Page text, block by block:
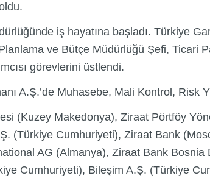
iş hayatına başladı. Türkiye
ve Bütçe Müdürlüğü Şefi, Ticari
görevlerini üstlendi.
A.Ş.’de Muhasebe, Mali Kontrol, Risk
(Kuzey Makedonya), Ziraat Pörtföy
(Türkiye Cumhuriyeti), Ziraat Bank
AG (Almanya), Ziraat Bank
Cumhuriyeti), Bileşim A.Ş. (Türkiye